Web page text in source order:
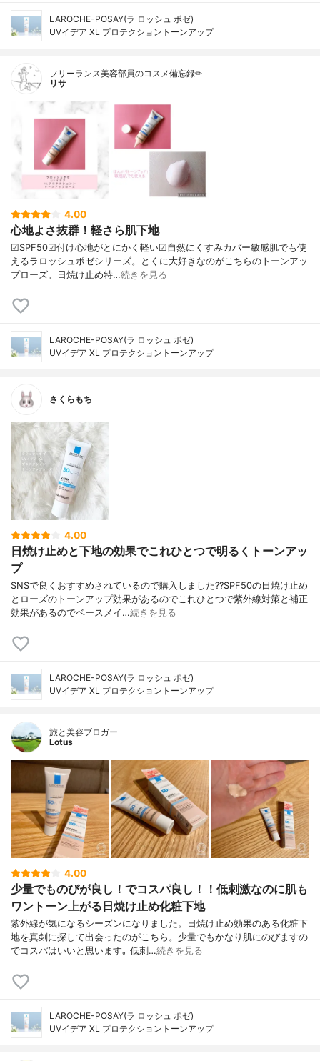
LAROCHE-POSAY(ラ ロッシュ ポゼ)
UVイデア XL プロテクショントーンアップ
フリーランス美容部員のコスメ備忘録✏︎
リサ
4.00
心地よさ抜群！軽さら肌下地
☑︎SPF50☑︎付け心地がとにかく軽い☑︎自然にくすみカバー敏感肌でも使
えるラロッシュポゼシリーズ。とくに大好きなのがこちらのトーンアッ
プローズ。日焼け止め特…続きを見る
LAROCHE-POSAY(ラ ロッシュ ポゼ)
UVイデア XL プロテクショントーンアップ
さくらもち
4.00
日焼け止めと下地の効果でこれひとつで明るくトーンアッ
プ
SNSで良くおすすめされているので購入しました??SPF50の日焼け止め
とローズのトーンアップ効果があるのでこれひとつで紫外線対策と補正
効果があるのでベースメイ…続きを見る
LAROCHE-POSAY(ラ ロッシュ ポゼ)
UVイデア XL プロテクショントーンアップ
旅と美容ブロガー
Lotus
4.00
少量でものびが良し！でコスパ良し！！低刺激なのに肌も
ワントーン上がる日焼け止め化粧下地
紫外線が気になるシーズンになりました。日焼け止め効果のある化粧下
地を真剣に探して出会ったのがこちら。少量でもかなり肌にのびますの
でコスパはいいと思います｡ 低刺…続きを見る
LAROCHE-POSAY(ラ ロッシュ ポゼ)
UVイデア XL プロテクショントーンアップ